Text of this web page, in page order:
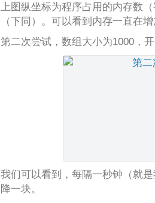
上图纵坐标为程序占用的内存数
（下同）。可以看到内存一直在
第二次尝试，数组大小为1000，
我们可以看到，每隔一秒钟（就
降一块。